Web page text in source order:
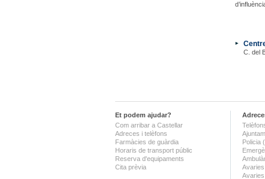
C. del
Et podem ajudar?
Com arribar a Castellar
Adreces i telèfons
Farmàcies de guàrdia
Horaris de transport públic
Reserva d'equipaments
Cita prèvia
Policia